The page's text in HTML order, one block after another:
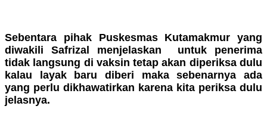
Sebentara pihak Puskesmas Kutamakmur yang
diwakili Safrizal menjelaskan
untuk penerima
tidak langsung di vaksin tetap akan diperiksa dulu
kalau layak baru diberi maka sebenarnya ada
yang perlu dikhawatirkan karena kita periksa dulu
jelasnya.